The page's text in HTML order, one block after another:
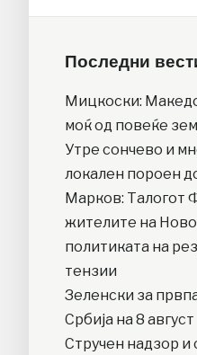
Последни
Мицкоски:
моќ од повеќе
Утре сончево и
локален пороен
Марков: Талогот
жителите на Ново
политиката на
тензии
Зеленски за
Србија на 8 август
Стручен надзор и